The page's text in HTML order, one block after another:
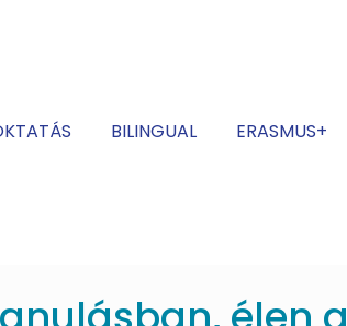
BILINGUAL ERASMUS+